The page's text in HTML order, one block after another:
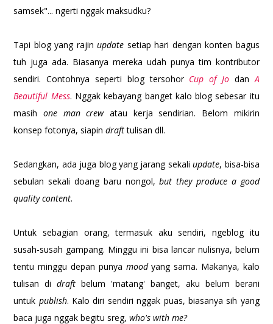
samsek"... ngerti nggak maksudku?
Tapi blog yang rajinupdate setiap hari dengan konten bagus
tuh juga ada. Biasanya mereka udah punya tim kontributor
sendiri. Contohnya seperti blog tersohor Cup of Jo dan A
Beautiful Mess. Nggak kebayang banget kalo blog sebesar itu
masihone man crewatau kerja sendirian. Belom mikirin
konsep fotonya, siapindrafttulisan dll.
Sedangkan, ada juga blog yang jarang sekaliupdate, bisa-bisa
sebulan sekali doang baru nongol,but they produce a good
quality content.
Untuk sebagian orang, termasuk aku sendiri, ngeblog itu
susah-susah gampang. Minggu ini bisa lancar nulisnya, belum
tentu minggu depan punya moodyang sama. Makanya, kalo
tulisan didraftbelum 'matang' banget, aku belum berani
untuk publish. Kalo diri sendiri nggak puas, biasanya sih yang
baca juga nggak begitu sreg,who's with me?